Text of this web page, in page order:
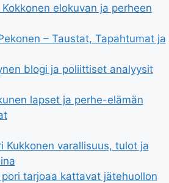
elokuvan ja perheen
– Taustat, Tapahtumat ja
blogi ja poliittiset analyysit
lapset ja perhe-elämän
Kukkonen varallisuus, tulot ja
tarjoaa kattavat jätehuollon